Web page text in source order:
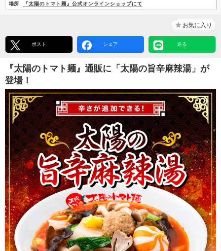
場所
『太陽のトマト麺』公式オンラインショップにて
お気に入り
ポスト シェア 送る
『太陽のトマト麺』通販に「太陽の旨辛麻辣湯」が
登場！